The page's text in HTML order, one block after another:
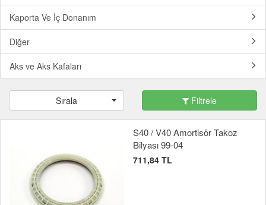
Kaporta Ve İç Donanım
Diğer
Aks ve Aks Kafaları
Sırala Filtrele
S40 / V40 Amortisör Takoz
Bilyası 99-04
711,84 TL